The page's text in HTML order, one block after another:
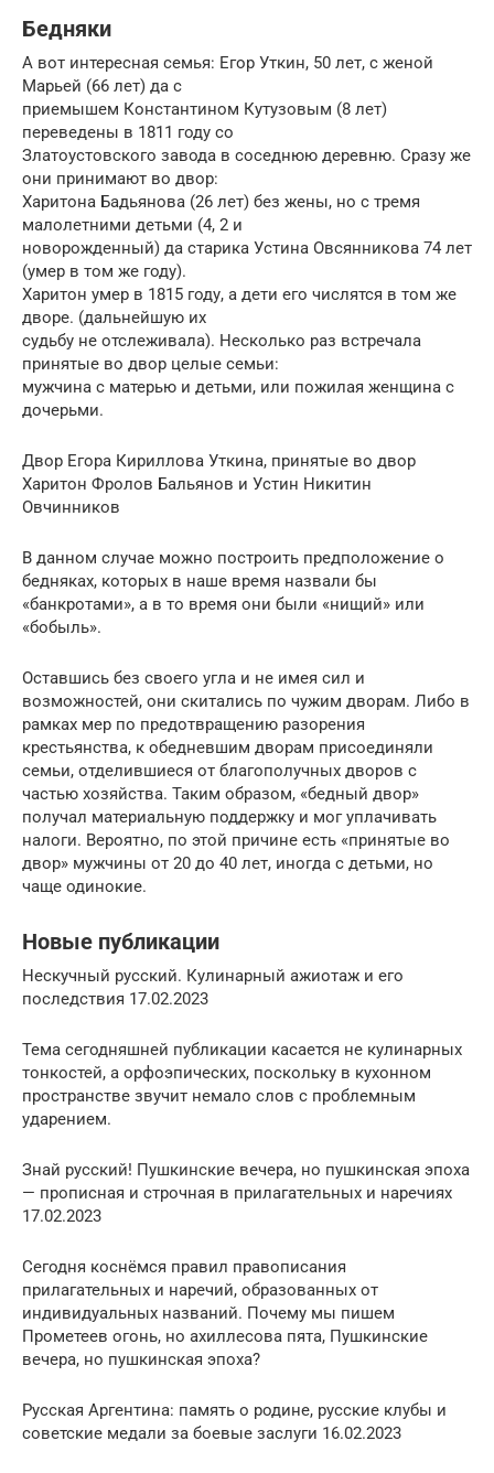
Бедняки
А вот интересная семья: Егор Уткин, 50 лет, с женой
Марьей (66 лет) да с
приемышем Константином Кутузовым (8 лет)
переведены в 1811 году со
Златоустовского завода в соседнюю деревню. Сразу же
они принимают во двор:
Харитона Бадьянова (26 лет) без жены, но с тремя
малолетними детьми (4, 2 и
новорожденный) да старика Устина Овсянникова 74 лет
(умер в том же году).
Харитон умер в 1815 году, а дети его числятся в том же
дворе. (дальнейшую их
судьбу не отслеживала). Несколько раз встречала
принятые во двор целые семьи:
мужчина с матерью и детьми, или пожилая женщина с
дочерьми.
Двор Егора Кириллова Уткина, принятые во двор
Харитон Фролов Бальянов и Устин Никитин
Овчинников
В данном случае можно построить предположение о
бедняках, которых в наше время назвали бы
«банкротами», а в то время они были «нищий» или
«бобыль».
Оставшись без своего угла и не имея сил и
возможностей, они скитались по чужим дворам. Либо в
рамках мер по предотвращению разорения
крестьянства, к обедневшим дворам присоединяли
семьи, отделившиеся от благополучных дворов с
частью хозяйства. Таким образом, «бедный двор»
получал материальную поддержку и мог уплачивать
налоги. Вероятно, по этой причине есть «принятые во
двор» мужчины от 20 до 40 лет, иногда с детьми, но
чаще одинокие.
Новые публикации
Нескучный русский. Кулинарный ажиотаж и его
последствия 17.02.2023
Тема сегодняшней публикации касается не кулинарных
тонкостей, а орфоэпических, поскольку в кухонном
пространстве звучит немало слов с проблемным
ударением.
Знай русский! Пушкинские вечера, но пушкинская эпоха
— прописная и строчная в прилагательных и наречиях
17.02.2023
Сегодня коснёмся правил правописания
прилагательных и наречий, образованных от
индивидуальных названий. Почему мы пишем
Прометеев огонь, но ахиллесова пята, Пушкинские
вечера, но пушкинская эпоха?
Русская Аргентина: память о родине, русские клубы и
советские медали за боевые заслуги 16.02.2023